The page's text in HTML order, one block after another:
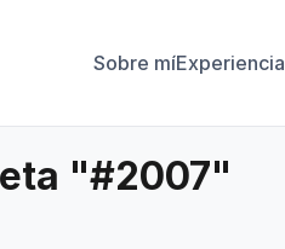
Sobre míExperiencia
"#2007"